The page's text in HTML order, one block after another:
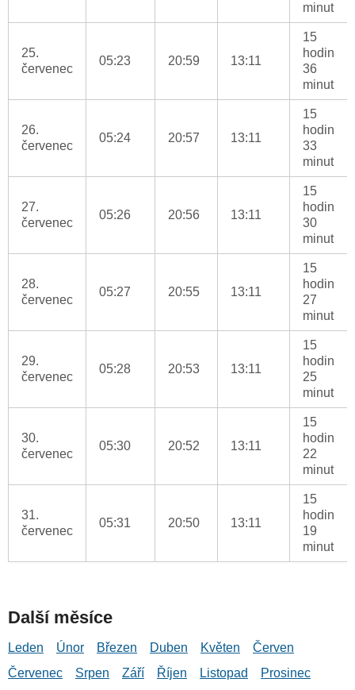
minut
25.
červenec
05:23 20:59 13:11
15
hodin
36
minut
26.
červenec
05:24 20:57 13:11
15
hodin
33
minut
27.
červenec
05:26 20:56 13:11
15
hodin
30
minut
28.
červenec
05:27 20:55 13:11
15
hodin
27
minut
29.
červenec
05:28 20:53 13:11
15
hodin
25
minut
30.
červenec
05:30 20:52 13:11
15
hodin
22
minut
31.
červenec
05:31 20:50 13:11
15
hodin
19
minut
Další měsíce
Leden Únor Březen Duben Květen
Červen
Červenec
Srpen Září Říjen Listopad Prosinec